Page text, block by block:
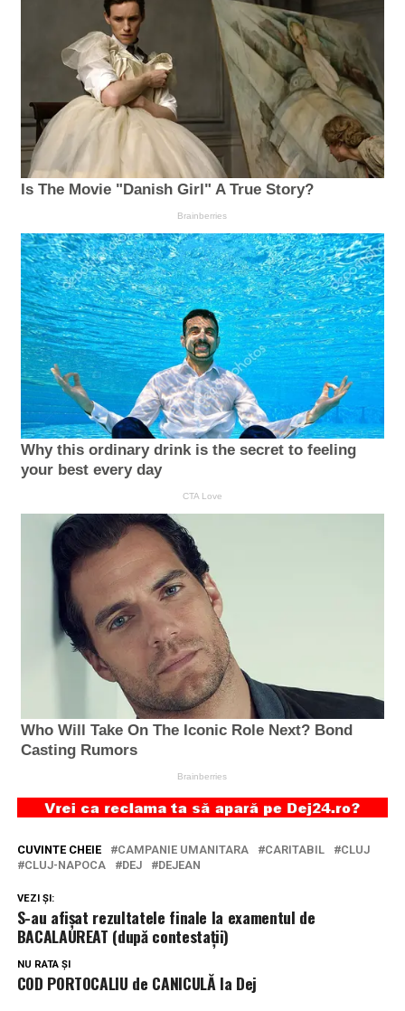
CUVINTE CHEIE CAMPANIE UMANITARA CARITABIL
CLUJ
CLUJ-NAPOCA
DEJ DEJEAN
VEZI ȘI:
S-au afișat rezultatele finale la examentul de
BACALAUREAT (după contestații)
NU RATA ȘI
COD PORTOCALIU de CANICULĂ la Dej